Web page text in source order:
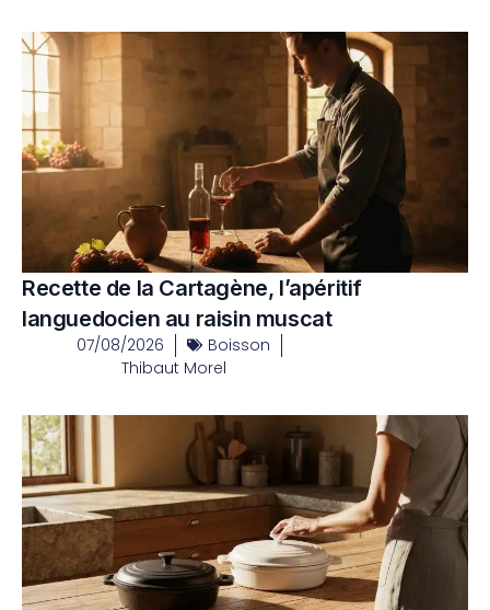
Recette de la Cartagène, l’apéritif
languedocien au raisin muscat
07/08/2026
Boisson
Thibaut Morel